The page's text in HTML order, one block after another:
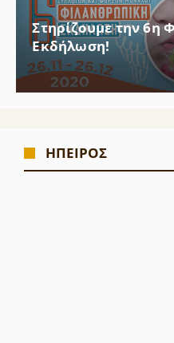
Στηρίζουμε την 6η
Εκδήλωση!
ΗΠΕΙΡΟΣ